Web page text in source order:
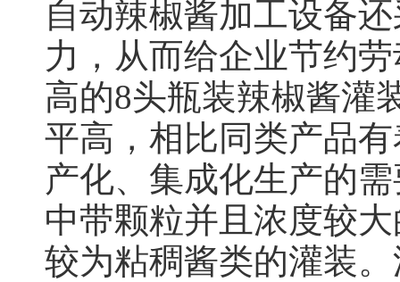
自动辣椒酱加工设备
力，从而给企业节约
高的8头瓶装辣椒酱灌
平高，相比同类产品
产化、集成化生产的
中带颗粒并且浓度较
较为粘稠酱类的灌装